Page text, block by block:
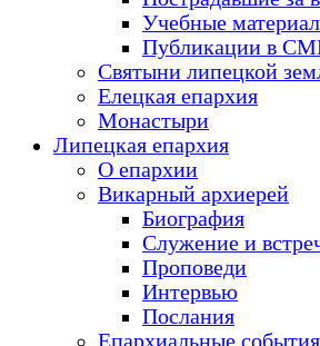
Учебные
Публикации в
Святыни липецкой
Елецкая епархия
Монастыри
Липецкая епархия
О епархии
Викарный архиерей
Биография
Служение и
Проповеди
Интервью
Послания
Епархиальные события